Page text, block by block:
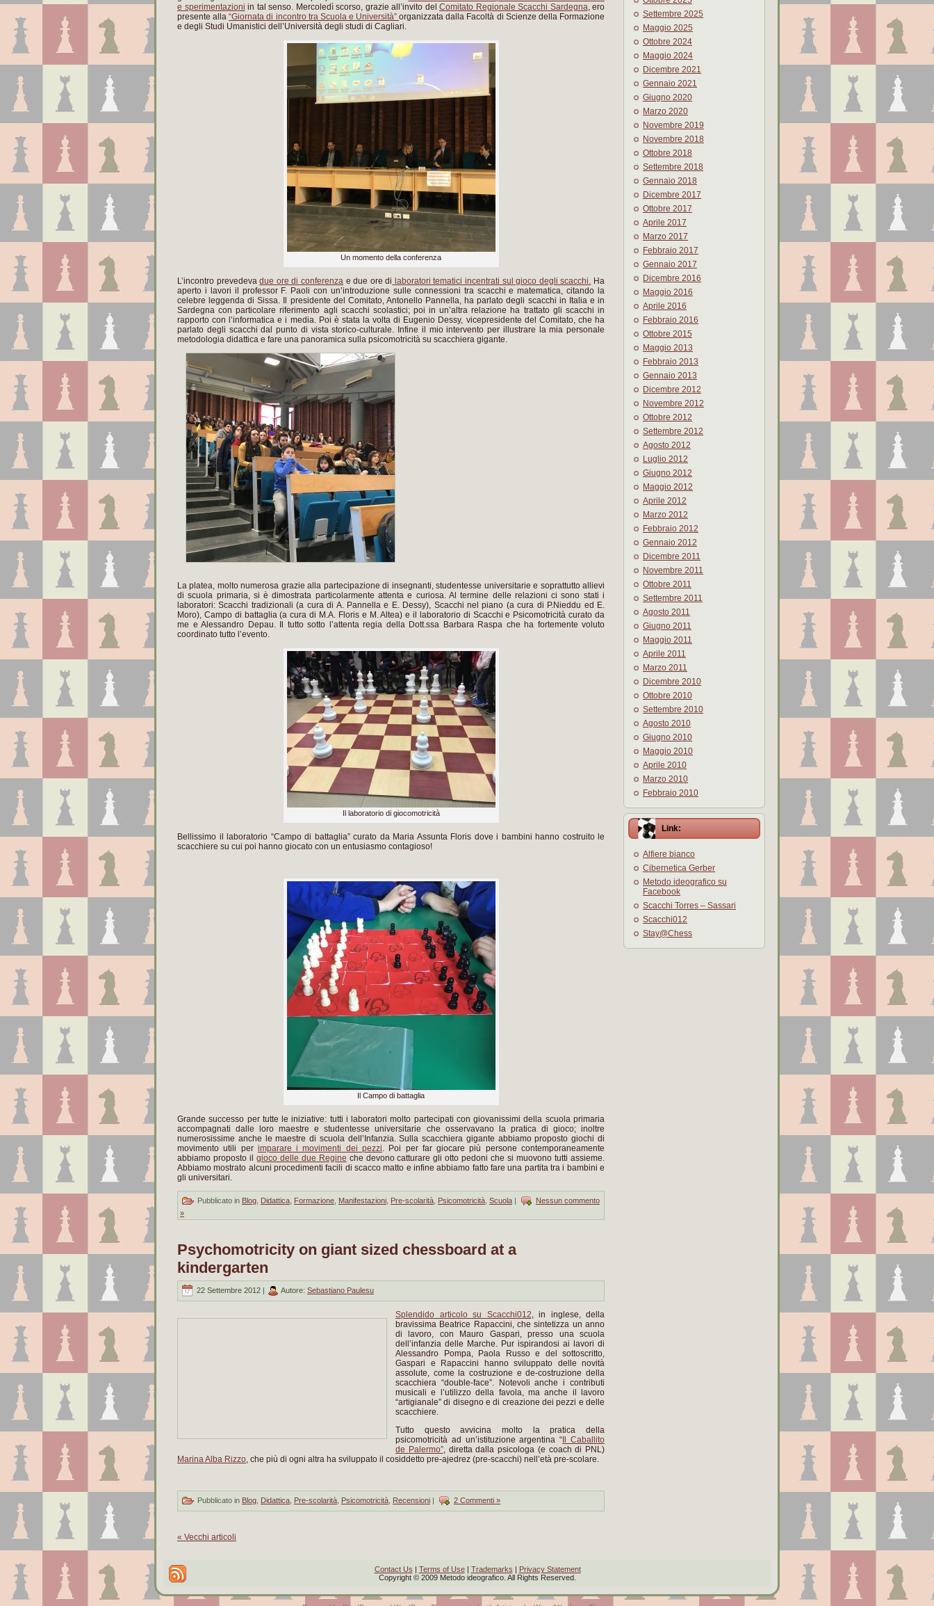
e sperimentazioni in tal senso. Mercoledì scorso, grazie all’invito del Comitato Regionale Scacchi Sardegna, ero
presente alla“Giornata di incontro tra Scuola e Università”organizzata dalla Facoltà di Scienze della Formazione
e degli Studi Umanistici dell’Università degli studi di Cagliari.
Un momento della conferenza
L’incontro prevedevadue ore di conferenzae due ore di laboratori tematici incentrati sul gioco degli scacchi. Ha
aperto i lavori il professor F. Paoli con un’introduzione sulle connessioni tra scacchi e matematica, citando la
celebre leggenda di Sissa. Il presidente del Comitato, Antonello Pannella, ha parlato degli scacchi in Italia e in
Sardegna con particolare riferimento agli scacchi scolastici; poi in un’altra relazione ha trattato gli scacchi in
rapporto con l’informatica e i media. Poi è stata la volta di Eugenio Dessy, vicepresidente del Comitato, che ha
parlato degli scacchi dal punto di vista storico-culturale. Infine il mio intervento per illustrare la mia personale
metodologia didattica e fare una panoramica sulla psicomotricità su scacchiera gigante.
La platea, molto numerosa grazie alla partecipazione di insegnanti, studentesse universitarie e soprattutto allievi
di scuola primaria, si è dimostrata particolarmente attenta e curiosa. Al termine delle relazioni ci sono stati i
laboratori: Scacchi tradizionali (a cura di A. Pannella e E. Dessy), Scacchi nel piano (a cura di P.Nieddu ed E.
Moro), Campo di battaglia (a cura di M.A. Floris e M. Altea) e il laboratorio di Scacchi e Psicomotricità curato da
me e Alessandro Depau. Il tutto sotto l’attenta regia della Dott.ssa Barbara Raspa che ha fortemente voluto
coordinato tutto l’evento.
Il laboratorio di giocomotricità
Bellissimo il laboratorio “Campo di battaglia” curato da Maria Assunta Floris dove i bambini hanno costruito le
scacchiere su cui poi hanno giocato con un entusiasmo contagioso!
Il Campo di battaglia
Grande successo per tutte le iniziative: tutti i laboratori molto partecipati con giovanissimi della scuola primaria
accompagnati dalle loro maestre e studentesse universitarie che osservavano la pratica di gioco; inoltre
numerosissime anche le maestre di scuola dell’Infanzia. Sulla scacchiera gigante abbiamo proposto giochi di
movimento utili per imparare i movimenti dei pezzi. Poi per far giocare più persone contemporaneamente
abbiamo proposto il gioco delle due Regine che devono catturare gli otto pedoni che si muovono tutti assieme.
Abbiamo mostrato alcuni procedimenti facili di scacco matto e infine abbiamo fatto fare una partita tra i bambini e
gli universitari.
Pubblicato in Blog Didattica Formazione Manifestazioni Pre-scolarità Psicomotricità Scuola |
Nessun commento
»
Psychomotricity on giant sized chessboard at a
kindergarten
22 Settembre 2012 | Autore: Sebastiano Paulesu
Splendido articolo su Scacchi012 , in inglese, della
bravissima Beatrice Rapaccini, che sintetizza un anno
di lavoro, con Mauro Gaspari, presso una scuola
dell’infanzia delle Marche. Pur ispirandosi ai lavori di
Alessandro Pompa, Paola Russo e del sottoscritto,
Gaspari e Rapaccini hanno sviluppato delle novità
assolute, come la costruzione e de-costruzione della
scacchiera “double-face”. Notevoli anche i contributi
musicali e l’utilizzo della favola, ma anche il lavoro
“artigianale” di disegno e di creazione dei pezzi e delle
scacchiere.
Tutto questo avvicina molto la pratica della
psicomotricità ad un’istituzione argentina “Il Caballito
de Palermo”, diretta dalla psicologa (e coach di PNL)
Marina Alba Rizzo , che più di ogni altra ha sviluppato il cosiddetto pre-ajedrez (pre-scacchi) nell’età pre-scolare.
Pubblicato in Blog Didattica Pre-scolarità Psicomotricità Recensioni | 2 Commenti »
« Vecchi articoli
Settembre 2025
Maggio 2025
Ottobre 2024
Maggio 2024
Dicembre 2021
Gennaio 2021
Giugno 2020
Marzo 2020
Novembre 2019
Novembre 2018
Ottobre 2018
Settembre 2018
Gennaio 2018
Dicembre 2017
Ottobre 2017
Aprile 2017
Marzo 2017
Febbraio 2017
Gennaio 2017
Dicembre 2016
Maggio 2016
Aprile 2016
Febbraio 2016
Ottobre 2015
Maggio 2013
Febbraio 2013
Gennaio 2013
Dicembre 2012
Novembre 2012
Ottobre 2012
Settembre 2012
Agosto 2012
Luglio 2012
Giugno 2012
Maggio 2012
Aprile 2012
Marzo 2012
Febbraio 2012
Gennaio 2012
Dicembre 2011
Novembre 2011
Ottobre 2011
Settembre 2011
Agosto 2011
Giugno 2011
Maggio 2011
Aprile 2011
Marzo 2011
Dicembre 2010
Ottobre 2010
Settembre 2010
Agosto 2010
Giugno 2010
Maggio 2010
Aprile 2010
Marzo 2010
Febbraio 2010
Link:
Alfiere bianco
Cibernetica Gerber
Metodo ideografico su
Facebook
Scacchi Torres – Sassari
Scacchi012
Stay@Chess
Contact Us | Terms of Use| Trademarks | Privacy Statement
Copyright © 2009 Metodo ideografico. All Rights Reserved.